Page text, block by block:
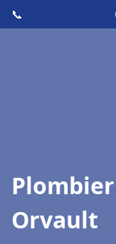
📞
Orvault